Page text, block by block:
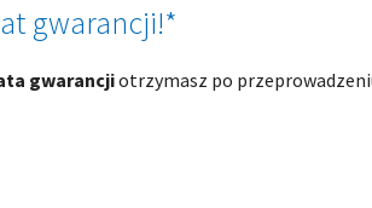
gwarancji!*
gwarancjiotrzymasz po